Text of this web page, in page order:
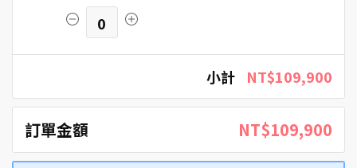
0
小計 NT$109,900
訂單金額 NT$109,900